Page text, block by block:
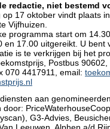
redactie, niet bestemd
op 17 oktober vindt plaats
Vijfhuizen.
programma start om
en 17.00 uitgereikt. U bent
is te verkrijgen bij het
Postbus
070 4417911, email:
aan
door:
G3-Advies,